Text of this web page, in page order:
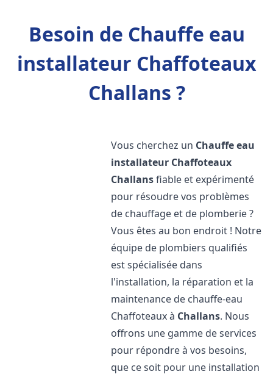
Besoin de Chauffe eau
installateur Chaffoteaux
Challans ?
Vous cherchez un Chauffe eau
installateur Chaffoteaux
Challansfiable et expérimenté
pour résoudre vos problèmes
de chauffage et de plomberie ?
Vous êtes au bon endroit ! Notre
équipe de plombiers qualifiés
est spécialisée dans
l'installation, la réparation et la
maintenance de chauffe-eau
Chaffoteaux à Challans. Nous
offrons une gamme de services
pour répondre à vos besoins,
que ce soit pour une installation